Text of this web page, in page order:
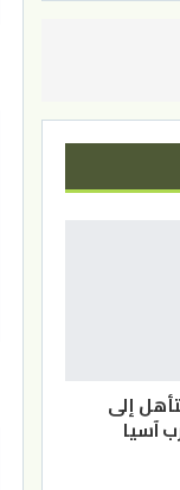
إلى
آسيا